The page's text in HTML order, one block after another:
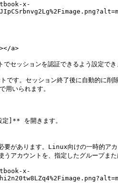
x-
a>
セッションを認証できるよう設定でき
す。セッション終了後に自動的に
られます。
定]** を開きます。
ウントを、指定したグループまた
x-